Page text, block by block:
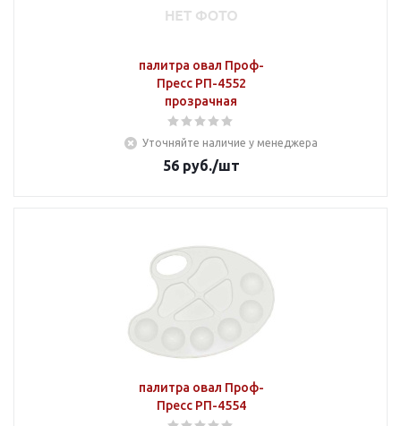
палитра овал Проф-
Пресс РП-4552
прозрачная
Уточняйте наличие у менеджера
56руб./шт
палитра овал Проф-
Пресс РП-4554